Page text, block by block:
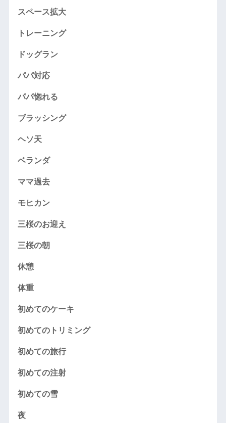
スペース拡大
トレーニング
ドッグラン
パパ対応
パパ惚れる
ブラッシング
ヘソ天
ベランダ
ママ過去
モヒカン
三桜のお迎え
三桜の朝
休憩
体重
初めてのケーキ
初めてのトリミング
初めての旅行
初めての注射
初めての雪
夜